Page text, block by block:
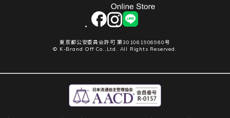
facebookinstagram
LINE
東京都公安委員会許可 第301061906960号
© K-Brand Off Co.,Ltd. All Rights Reserved.